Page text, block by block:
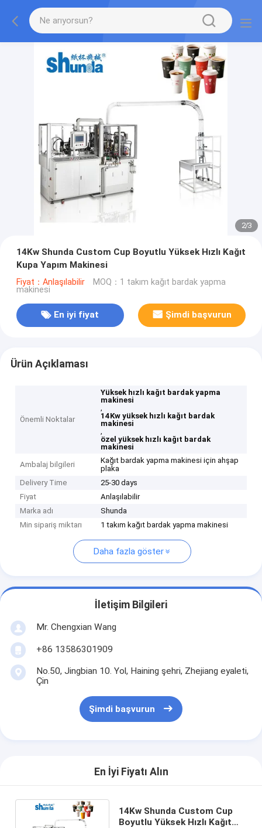
2/3
14Kw Shunda Custom Cup Boyutlu Yüksek Hızlı Kağıt
Kupa Yapım Makinesi
Fiyat：Anlaşılabilir MOQ：1 takım kağıt bardak yapma
makinesi
En iyi fiyat Şimdi başvurun
Ürün Açıklaması
Önemli Noktalar
Yüksek hızlı kağıt bardak yapma
makinesi
,
14Kw yüksek hızlı kağıt bardak
makinesi
,
özel yüksek hızlı kağıt bardak
makinesi
Ambalaj bilgileri
Kağıt bardak yapma makinesi için ahşap
plaka
Delivery Time
25-30 days
Fiyat
Anlaşılabilir
Marka adı
Shunda
Min sipariş miktarı
1 takım kağıt bardak yapma makinesi
Daha fazla göster
İletişim Bilgileri
Mr. Chengxian Wang
+86 13586301909
No.50, Jingbian 10. Yol, Haining şehri, Zhejiang eyaleti,
Çin
Şimdi başvurun
En İyi Fiyatı Alın
14Kw Shunda Custom Cup
Boyutlu Yüksek Hızlı Kağıt